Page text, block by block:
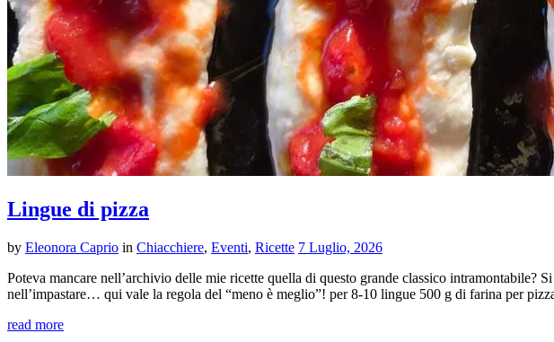
Lingue di pizza
by Eleonora Caprio in Chiacchiere, Eventi, Ricette 7 Luglio, 2026
Poteva mancare nell’archivio delle mie ricette quella di questo grande classico intramontabile?
nell’impastare… qui vale la regola del “meno è meglio”! per 8-10 lingue 500 g di farina per
read more